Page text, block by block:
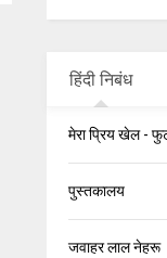
हिंदी निबंध
मेरा प्रिय खेल -
पुस्तकालय
जवाहर लाल नेहरू